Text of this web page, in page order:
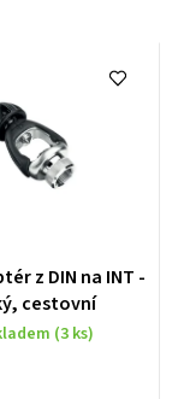
z DIN na INT -
cestovní
(3 ks)